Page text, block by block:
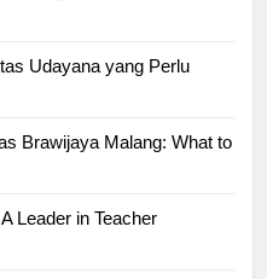
Widyatama untuk
Udayana yang Perlu
Brawijaya Malang: What to
Leader in Teacher